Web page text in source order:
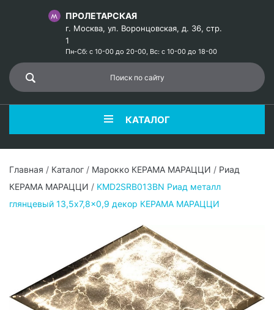
ПРОЛЕТАРСКАЯ
г. Москва, ул. Воронцовская, д. 36, стр.
1
Пн-Сб: с 10-00 до 20-00, Вс: с 10-00 до 18-00
КАТАЛОГ
Главная / Каталог / Марокко КЕРАМА МАРАЦЦИ / Риад
КЕРАМА МАРАЦЦИ / KMD2SRB013BN Риад металл
глянцевый 13,5x7,8x0,9 декор КЕРАМА МАРАЦЦИ